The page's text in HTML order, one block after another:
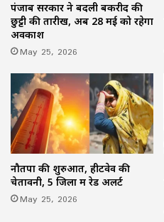
पंजाब सरकार ने बदली बकरीद की
छुट्टी की तारीख, अब 28 मई को रहेगा
अवकाश
May 25, 2026
नौतपा की शुरुआत, हीटवेव की
चेतावनी, 5 जिलों में रेड अलर्ट
May 25, 2026